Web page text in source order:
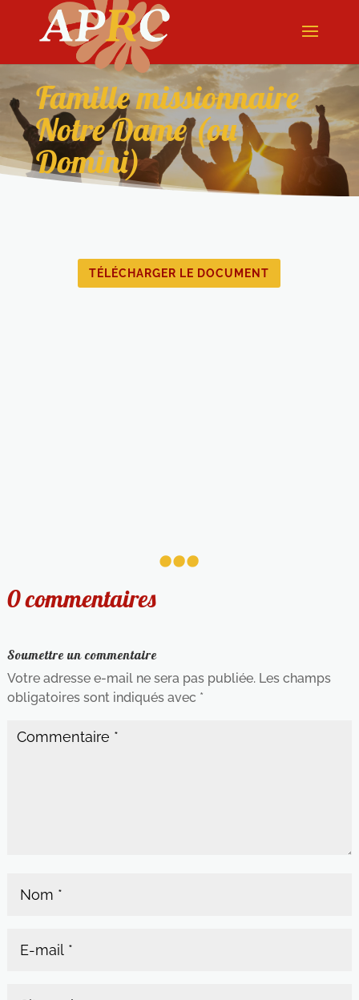
Famille missionnaire
Notre Dame (ou
Domini)
TÉLÉCHARGER LE DOCUMENT
...
0 commentaires
Soumettre un commentaire
Votre adresse e-mail ne sera pas publiée. Les champs
obligatoires sont indiqués avec *